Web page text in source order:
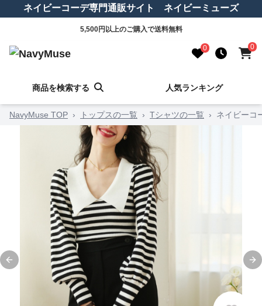
ネイビーコーデ専門通販サイト ネイビーミューズ
5,500円以上のご購入で送料無料
0 0
商品を検索する 人気ランキング
NavyMuse TOP › トップスの一覧 › Tシャツの一覧 › ネイビーコ
Previous slide